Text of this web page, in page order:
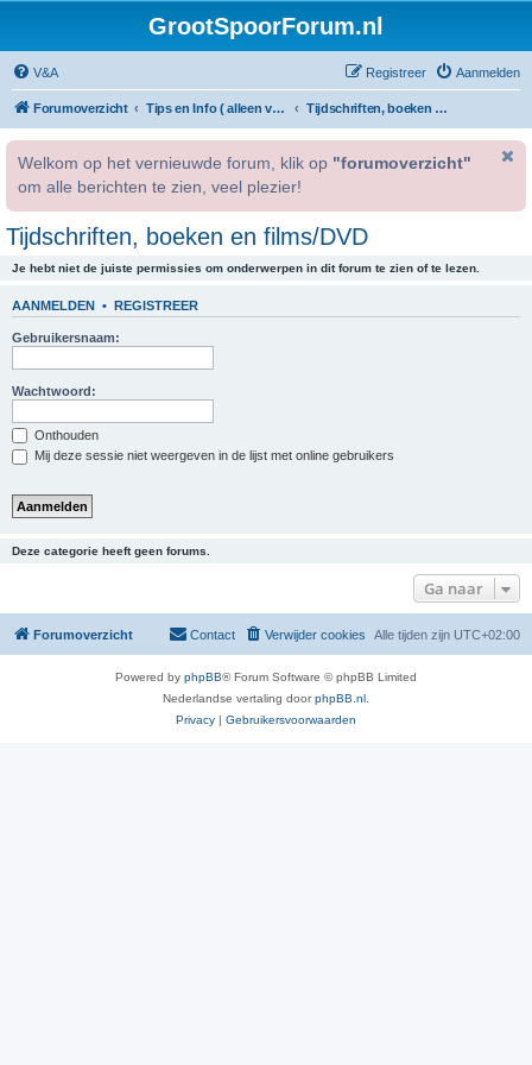
GrootSpoorForum.nl
V&A Aanmelden
Registreer
Forumoverzicht Tips en Info ( alleen voor geregistreerde gebruikers ) Tijdschriften, boeken en films/DVD
Welkom op het vernieuwde forum, klik op "forumoverzicht"
om alle berichten te zien, veel plezier!
Tijdschriften, boeken en films/DVD
Je hebt niet de juiste permissies om onderwerpen in dit forum te zien of te lezen.
AANMELDEN • REGISTREER
Gebruikersnaam:
Wachtwoord:
Onthouden
Mij deze sessie niet weergeven in de lijst met online gebruikers
Deze categorie heeft geen forums.
Ga naar
Forumoverzicht Alle tijden zijn UTC+02:00
Verwijder cookies
Contact
Powered by phpBB® Forum Software © phpBB Limited
Nederlandse vertaling doorphpBB.nl
Privacy | Gebruikersvoorwaarden